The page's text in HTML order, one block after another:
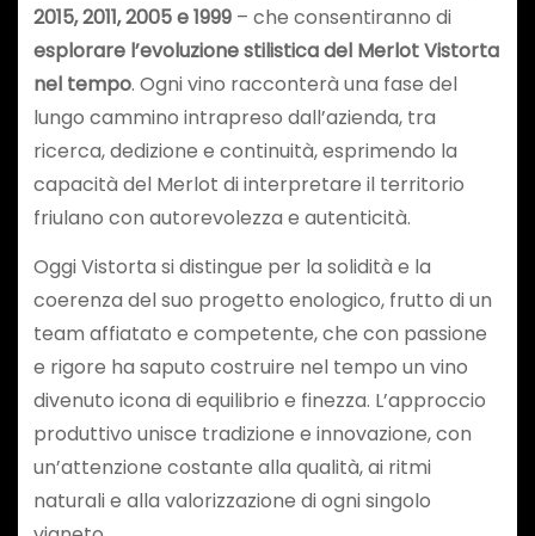
2015, 2011, 2005 e 1999– che consentiranno di
esplorare l’evoluzione stilistica del Merlot Vistorta
nel tempo. Ogni vino racconterà una fase del
lungo cammino intrapreso dall’azienda, tra
ricerca, dedizione e continuità, esprimendo la
capacità del Merlot di interpretare il territorio
friulano con autorevolezza e autenticità.
Oggi Vistorta si distingue per la solidità e la
coerenza del suo progetto enologico, frutto di un
team affiatato e competente, che con passione
e rigore ha saputo costruire nel tempo un vino
divenuto icona di equilibrio e finezza. L’approccio
produttivo unisce tradizione e innovazione, con
un’attenzione costante alla qualità, ai ritmi
naturali e alla valorizzazione di ogni singolo